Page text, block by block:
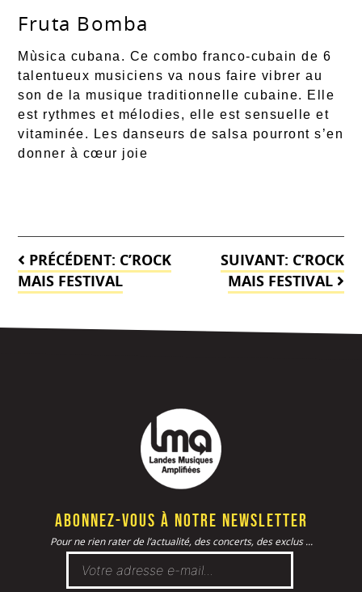
Fruta Bomba
Mùsica cubana. Ce combo franco-cubain de 6
talentueux musiciens va nous faire vibrer au
son de la musique traditionnelle cubaine. Elle
est rythmes et mélodies, elle est sensuelle et
vitaminée. Les danseurs de salsa pourront s’en
donner à cœur joie
Navigation
de
PRÉCÉDENT: C’ROCK
MAIS FESTIVAL
SUIVANT: C’ROCK
MAIS FESTIVAL
Abonnez-vous à notre newsletter
Pour ne rien rater de l’actualité, des concerts, des exclus ...